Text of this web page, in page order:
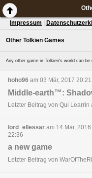
Impressum
Other Tolkien Games
Any other game in Tolkien's world can be
hoho96 am 03 Mär, 2017 20:21
Middle-earth™:
Letzter Beitrag von Qui Lëarrin
lord_ellessar am 14 Mär, 2016
22:36
a new game
Letzter Beitrag von